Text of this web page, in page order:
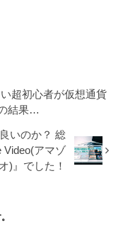
超初心者が仮想通貨
結果…
いのか？ 総
Video(アマゾ
)』でした！